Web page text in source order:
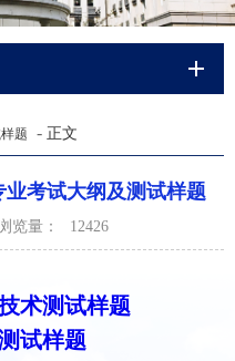
题 - 正文
业考试大纲及测试样题
览量： 12426
术测试样题
试样题